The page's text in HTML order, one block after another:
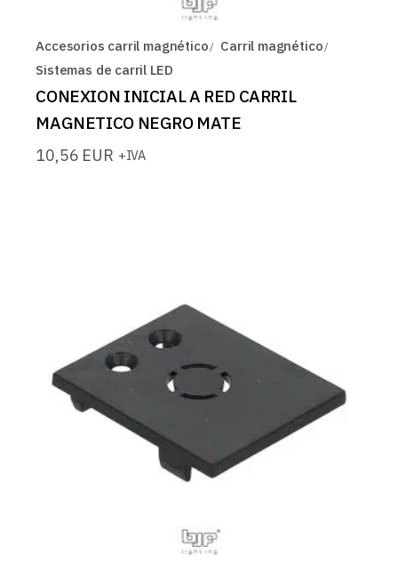
Accesorios carril magnético
Carril magnético
Sistemas de carril LED
CONEXION INICIAL A RED CARRIL
MAGNETICO NEGRO MATE
10,56 EUR +IVA